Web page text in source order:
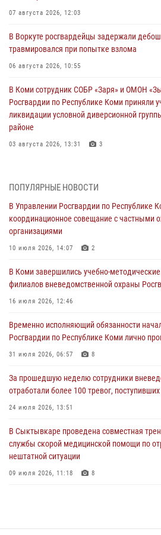
07 августа 2026, 12:03
В Воркуте росгвардейцы задержали
травмировался при попытке взлома
06 августа 2026, 10:55
В Коми сотрудник СОБР «Заря» и ОМОН
Росгвардии по Республике Коми приняли
ликвидации условной диверсионной
районе
03 августа 2026, 13:31 3
по спортивному самбо
03 августа 2026, 12:07 5
В Коми росгвардейцы информируют
законодательстве в сфере оборота
02 августа 2026, 06:17
В Койгородском районе местный житель
31 июля 2026, 10:55
Временно исполняющий обязанности
31 июля 2026, 06:57 8
В Усинске росгвардейцы оперативно
ПОПУЛЯРНЫЕ НОВОСТИ
В Управлении Росгвардии по Республике
координационное совещание с частными
организациями
10 июля 2026, 14:07 2
В Коми завершились учебно-
филиалов вневедомственной охраны
16 июля 2026, 12:46
Временно исполняющий обязанности
Росгвардии по Республике Коми лично
31 июля 2026, 06:57 8
За прошедшую неделю сотрудники
отработали более 100 тревог,
24 июля 2026, 13:51
В Сыктывкаре проведена совместная
службы скорой медицинской помощи по
нештатной ситуации
09 июля 2026, 11:18 8